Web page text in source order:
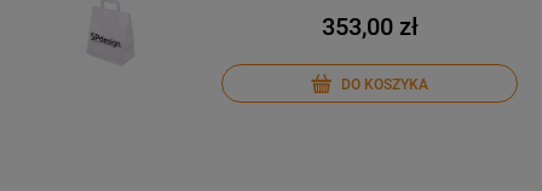
353,00 zł
DO KOSZYKA